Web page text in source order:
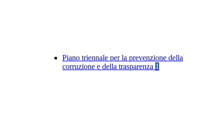
Piano triennale per la prevenzione della
corruzione e della trasparenza 1